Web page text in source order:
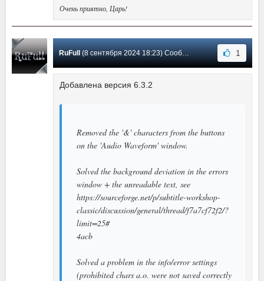
Очень приятно, Царь!
RuFull(8 сентября 2024 18:23) Сообщение #60 1
Добавлена версия 6.3.2
Removed the '&' characters from the buttons
on the 'Audio Waveform' window.
Solved the background deviation in the errors
window + the unreadable text, see
https://sourceforge.net/p/subtitle-workshop-
classic/discussion/general/thread/f7a7cf72f2/?
limit=25#
4acb
Solved a problem in the info/error settings
(prohibited chars a.o. were not saved correctly